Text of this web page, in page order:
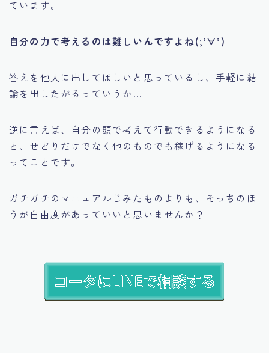
ています。
自分の力で考えるのは難しいんですよね(;’∀’)
答えを他人に出してほしいと思っているし、手軽に結
論を出したがるっていうか…
逆に言えば、自分の頭で考えて行動できるようになる
と、せどりだけでなく他のものでも稼げるようになる
ってことです。
ガチガチのマニュアルじみたものよりも、そっちのほ
うが自由度があっていいと思いませんか？